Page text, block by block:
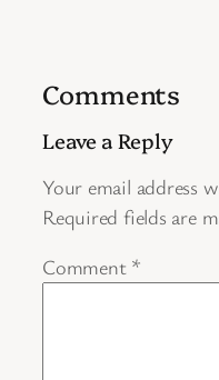
Comments
Leave a Reply
Your email address
Required fields are
Comment *